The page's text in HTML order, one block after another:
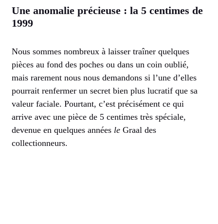
Une anomalie précieuse : la 5 centimes de
1999
Nous sommes nombreux à laisser traîner quelques
pièces au fond des poches ou dans un coin oublié,
mais rarement nous nous demandons si l’une d’elles
pourrait renfermer un secret bien plus lucratif que sa
valeur faciale. Pourtant, c’est précisément ce qui
arrive avec une pièce de 5 centimes très spéciale,
devenue en quelques années le Graal des
collectionneurs.